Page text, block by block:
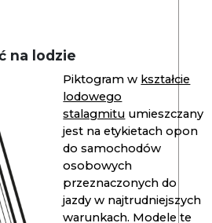
na lodzie
Piktogram w kształcie
lodowego
stalagmitu umieszczany
jest na etykietach opon
do samochodów
osobowych
przeznaczonych do
jazdy w najtrudniejszych
warunkach. Modele te